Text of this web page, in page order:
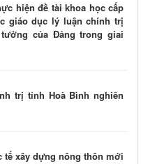
hiện đề tài khoa học cấp
giáo dục lý luận chính trị
của Đảng trong giai
trị tỉnh Hoà Bình nghiên
tế xây dựng nông thôn mới